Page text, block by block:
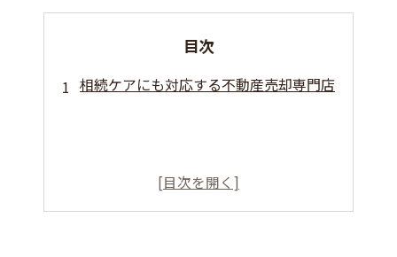
目次
相続ケアにも対応する不動産売却専門店